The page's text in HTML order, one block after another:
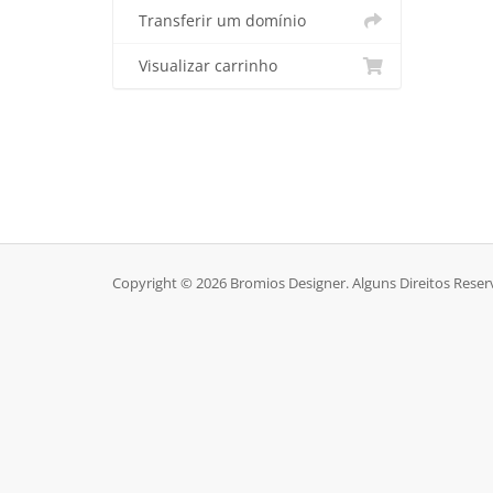
Transferir um domínio
Visualizar carrinho
Copyright © 2026 Bromios Designer. Alguns Direitos